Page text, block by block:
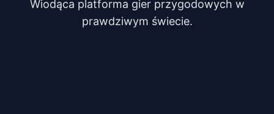
Wiodąca platforma gier przygodowych w
prawdziwym świecie.